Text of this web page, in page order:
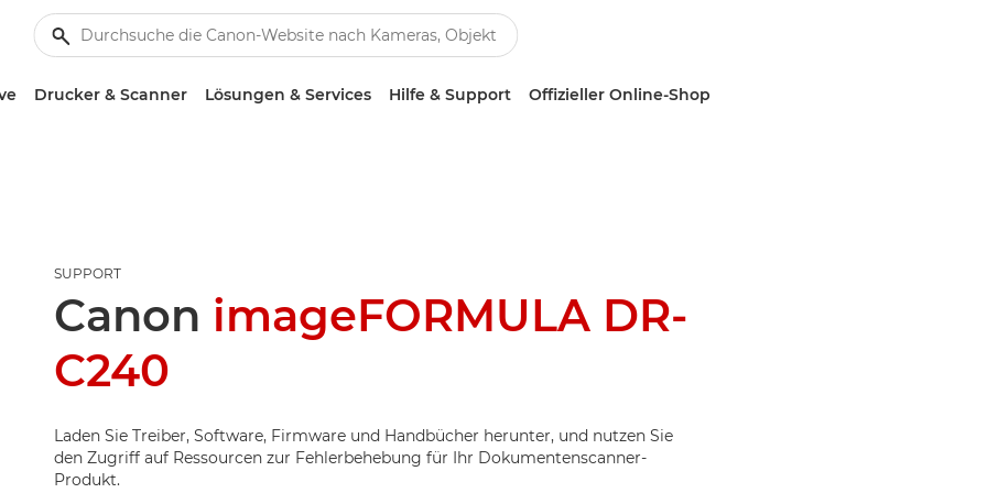
Drucker & Scanner Lösungen & Services Hilfe & Support Offizieller Online-Shop
SUPPORT
Canon imageFORMULA DR-
C240
Laden Sie Treiber, Software, Firmware und Handbücher herunter, und nutzen Sie
den Zugriff auf Ressourcen zur Fehlerbehebung für Ihr Dokumentenscanner-
Produkt.